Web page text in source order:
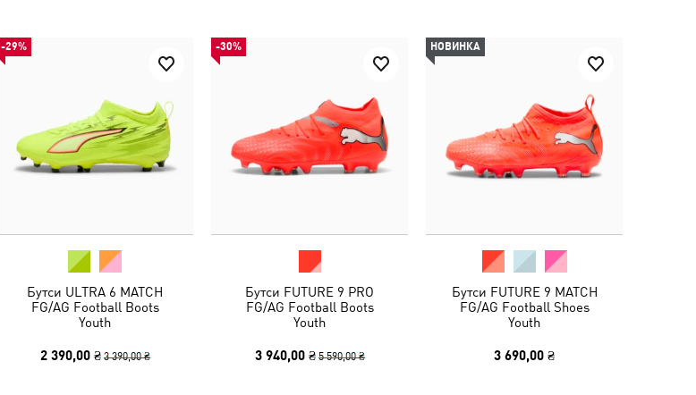
-29%
Бутси ULTRA 6 MATCH
FG/AG Football Boots
Youth
2 390,00 ₴ 3 390,00 ₴
-30%
Бутси FUTURE 9 PRO
FG/AG Football Boots
Youth
3 940,00 ₴ 5 590,00 ₴
НОВИНКА
Бутси FUTURE 9 MATCH
FG/AG Football Shoes
Youth
3 690,00 ₴